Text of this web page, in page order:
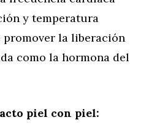
y temperatura
promover la liberación
como la hormona del
piel con piel: